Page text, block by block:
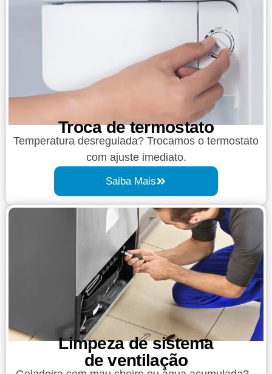
Troca de termostato
Temperatura desregulada? Trocamos o termostato
com ajuste imediato.
Saiba Mais
Limpeza de sistema
de ventilação